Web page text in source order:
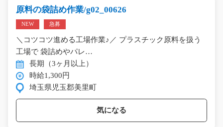
原料の袋詰め作業/g02_00626
NEW 急募
＼コツコツ進める工場作業♪／ プラスチック原料を扱う
工場で 袋詰めやパレ…
長期（3ヶ月以上）
時給1,300円
埼玉県児玉郡美里町
気になる